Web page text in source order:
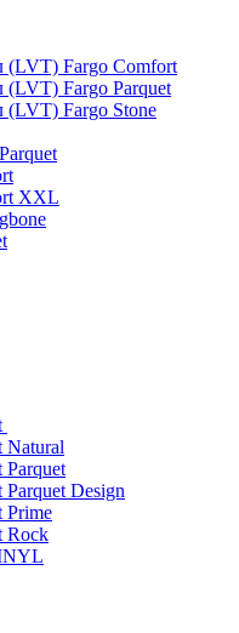
(LVT) Fargo Comfort
Fargo Parquet
(LVT) Fargo Stone
XXL
Natural
Parquet
Design
Prime
Rock